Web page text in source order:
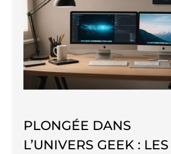
PLONGÉE DANS
L’UNIVERS GEEK : LES